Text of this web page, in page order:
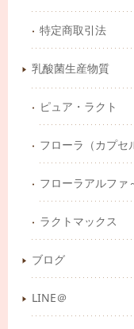
特定商取引法
乳酸菌生産物質
ピュア・ラクト
フローラ（カプセ
フローラアルファ
ラクトマックス
ブログ
LINE＠